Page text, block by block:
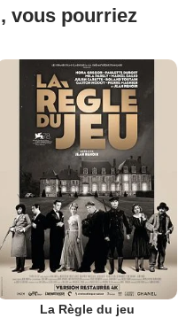
vous pourriez
La Règle du jeu